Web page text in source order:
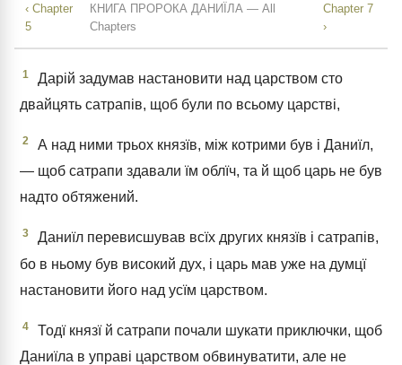
‹ Chapter
5
КНИГА ПРОРОКА ДАНИЇЛА — All
Chapters
Chapter 7
›
1
Дарій задумав настановити над царством сто
двайцять сатрапів, щоб були по всьому царстві,
2
А над ними трьох князїв, між котрими був і Даниїл,
— щоб сатрапи здавали їм облїч, та й щоб царь не був
надто обтяжений.
3
Даниїл перевисшував всїх других князїв і сатрапів,
бо в ньому був високий дух, і царь мав уже на думцї
настановити його над усїм царством.
4
Тодї князї й сатрапи почали шукати приключки, щоб
Даниїла в управі царством обвинуватити, але не